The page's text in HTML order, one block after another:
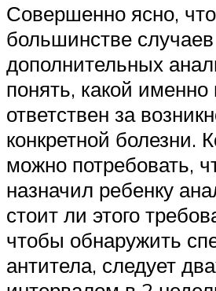
Совершенно ясно,
большинстве
дополнительных
понять, какой именно
ответствен за
конкретной болезни.
можно потребовать,
назначил ребенку
стоит ли этого
чтобы обнаружить
антитела, следует